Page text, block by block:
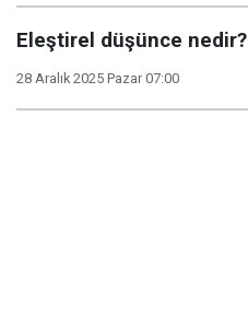
Eleştirel düşünce nedir?
28 Aralık 2025 Pazar 07:00